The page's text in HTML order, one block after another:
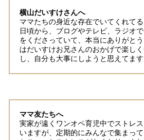
横山だいすけさんへ
ママたちの身近な存在でいてくれてる
日頃から、ブログやテレビ、ラジオ
をくださっていて、本当にありがと
はだいすけお兄さんのおかげで楽し
し、自分も大事にしようと思えてます
ママ友たちへ
実家が遠くワンオペ育児中でストレ
いますが、定期的にみんなで集まっ